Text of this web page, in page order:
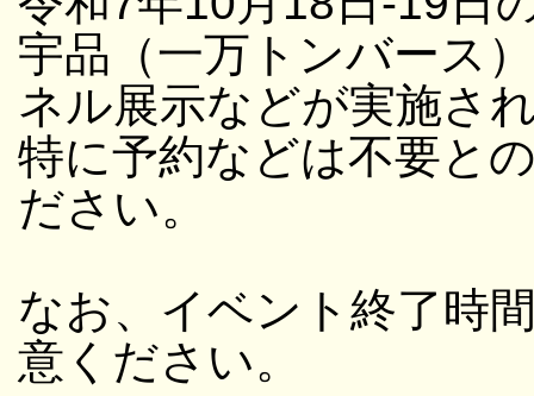
宇品（一万トンバース
ネル展示などが実施さ
特に予約などは不要と
ださい。
なお、イベント終了時
意ください。